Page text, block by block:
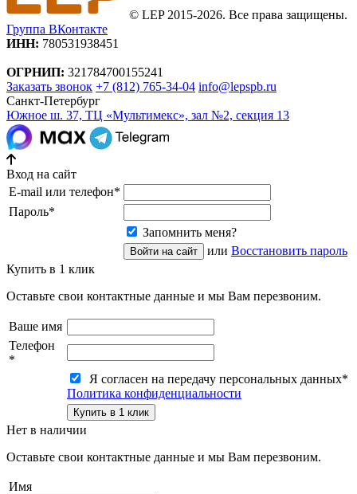
© LEP 2015-2026. Все права защищены.
Группа ВКонтакте
ИНН: 780531938451
ОГРНИП: 321784700155241
Заказать звонок +7 (812) 765-34-04 info@lepspb.ru
Санкт-Петербург
Южное ш. 37, ТЦ «Мультимекс», зал №2, секция 13
Вход на сайт
E-mail или телефон*
Пароль*
Запомнить меня?
или Восстановить пароль
Купить в 1 клик
Оставьте свои контактные данные и мы Вам перезвоним.
Ваше имя
Телефон
*
Я согласен на передачу персональных данных*
Политика конфиденциальности
Нет в наличии
Оставьте свои контактные данные и мы Вам перезвоним.
Имя